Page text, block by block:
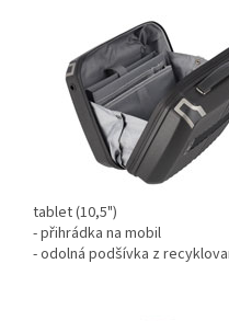
tablet (10,5")
- přihrádka na mobil
- odolná podšívka z